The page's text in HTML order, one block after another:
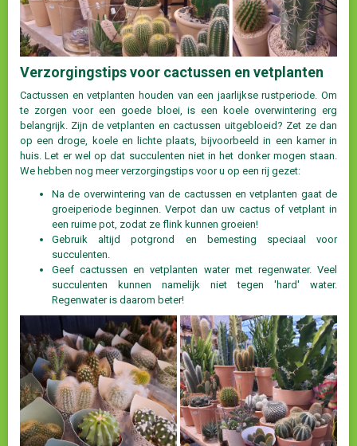
Verzorgingstips voor cactussen en vetplanten
Cactussen en vetplanten houden van een jaarlijkse rustperiode. Om
te zorgen voor een goede bloei, is een koele overwintering erg
belangrijk. Zijn de vetplanten en cactussen uitgebloeid? Zet ze dan
op een droge, koele en lichte plaats, bijvoorbeeld in een kamer in
huis. Let er wel op dat succulenten niet in het donker mogen staan.
We hebben nog meer verzorgingstips voor u op een rij gezet:
Na de overwintering van de cactussen en vetplanten gaat de
groeiperiode beginnen. Verpot dan uw cactus of vetplant in
een ruime pot, zodat ze flink kunnen groeien!
Gebruik altijd potgrond en bemesting speciaal voor
succulenten.
Geef cactussen en vetplanten water met regenwater. Veel
succulenten kunnen namelijk niet tegen 'hard' water.
Regenwater is daarom beter!